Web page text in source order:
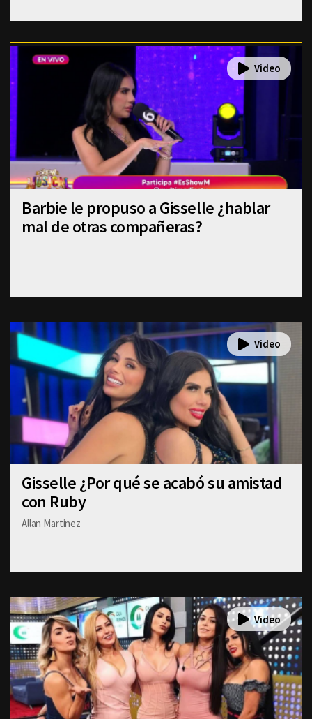
Barbie le propuso a Gisselle ¿hablar
mal de otras compañeras?
Gisselle ¿Por qué se acabó su amistad
con Ruby
Allan Martinez